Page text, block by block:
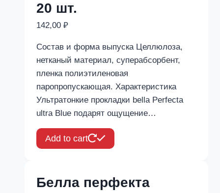
20 шт.
142,00 ₽
Состав и форма выпуска Целлюлоза,
нетканый материал, суперабсорбент,
пленка полиэтиленовая
паропропускающая. Характеристика
Ультратонкие прокладки bella Perfecta
ultra Blue подарят ощущение…
Add to cart
Белла перфекта